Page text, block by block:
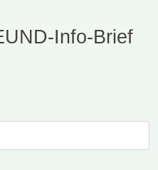
Info-Brief